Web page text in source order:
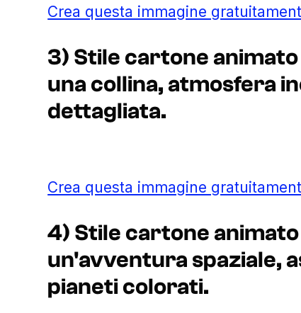
Crea questa immagine
3) Stile cartone
una collina, atmosfera
dettagliata.
Crea questa immagine
4) Stile cartone
un'avventura spaziale,
pianeti colorati.